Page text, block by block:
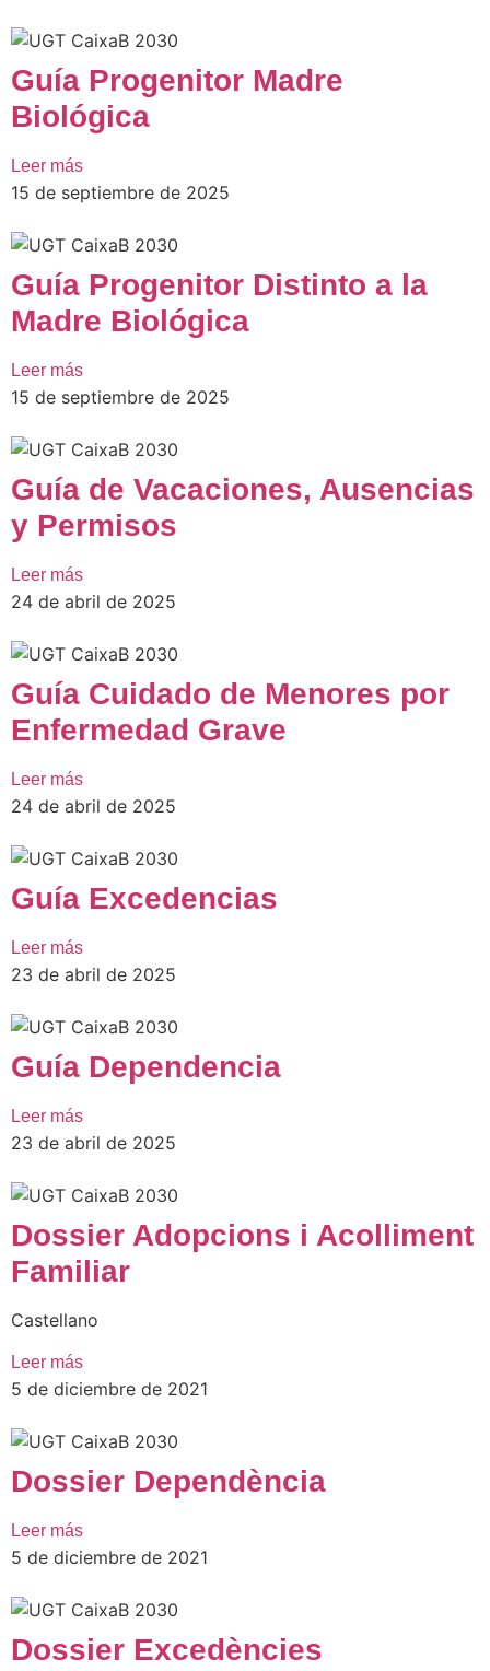
Guía Progenitor Madre
Biológica
Leer más
15 de septiembre de 2025
Guía Progenitor Distinto a la
Madre Biológica
Leer más
15 de septiembre de 2025
Guía de Vacaciones, Ausencias
y Permisos
Leer más
24 de abril de 2025
Guía Cuidado de Menores por
Enfermedad Grave
Leer más
24 de abril de 2025
Guía Excedencias
Leer más
23 de abril de 2025
Guía Dependencia
Leer más
23 de abril de 2025
Dossier Adopcions i Acolliment
Familiar
Castellano
Leer más
5 de diciembre de 2021
Dossier Dependència
Leer más
5 de diciembre de 2021
Dossier Excedències